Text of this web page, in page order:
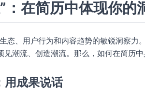
：在简历中体现你的
态、用户行为和内容趋势的敏锐洞察力
潮流、创造潮流。那么，如何在简历中
用成果说话